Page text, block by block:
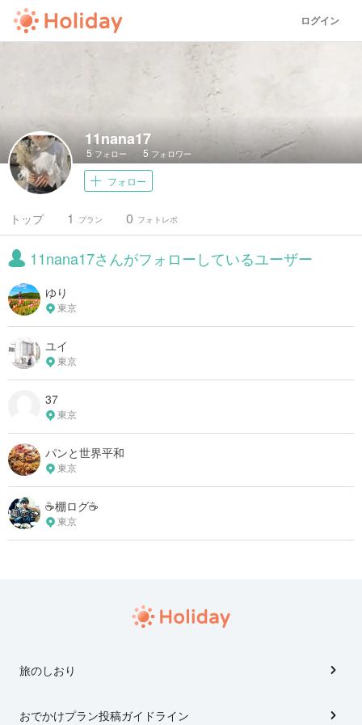
ログイン
11nana17
5 フォロー 5 フォロワー
フォロー
トップ プラン
1 フォトレポ
0
11nana17さんがフォローしているユーザー
ゆり
東京
ユイ
東京
37
東京
パンと世界平和
東京
☕️棚ログ☕️
東京
旅のしおり
おでかけプラン投稿ガイドライン